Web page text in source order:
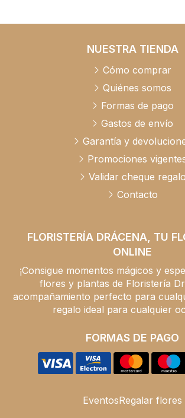
FLORISTERÍA DRÁCENA, TU
ONLINE
¡Consigue momentos mágicos y
flores y plantas de Floristería
acompañamiento perfecto para
regalo ideal para cualquier
FORMAS DE PAGO
NUESTRA TIENDA
Cómo comprar
Quiénes somos
Formas de pago
Gastos de envío
Garantía y
Promociones
Validar cheque regalo
Contacto
EventosRegalar flores